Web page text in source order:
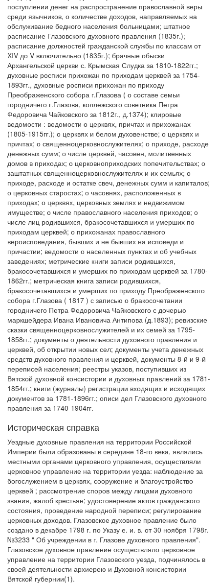
поступлении денег на распространение православной веры
среди язычников, о количестве доходов, направляемых на
обслуживание бедного населения больницами; штатное
расписание Глазовского духовного правления (1835г.);
расписание должностей гражданской службы по классам от
XIV до V включительно (1835г.); брачные обыски
Архангельской церкви с. Крымская Слудка за 1810-1822гг.;
духовные росписи прихожан по приходам церквей за 1754-
1893гг., духовные росписи прихожан по приходу
Преображенского собора г.Глазова ( о составе семьи
городничего г.Глазова, коллежского советника Петра
Федоровича Чайковского за 1812г., д.1374); клировые
ведомости : ведомости о церквях, причтах и прихожанах
(1805-1915гг.); о церквях и белом духовенстве; о церквях и
причтах; о священноцерковнослужителях; о приходе, расходе
денежных сумм; о числе церквей, часовен, молитвенных
домов в приходах; о церковноприходских попечительствах; о
заштатных священноцерковнослужителях и их семьях; о
приходе, расходе и остатке свеч, денежных сумм и капиталов;
о церковных старостах; о часовнях, расположенных в
приходах; о церквях, церковных землях и недвижимом
имуществе; о числе православного населения приходов; о
числе лиц родившихся, бракосочетавшихся и умерших по
приходам церквей; о прихожанах православного
вероисповедания, бывших и не бывших на исповеди и
причастии; ведомости о населенных пунктах и об учебных
заведениях; метрические книги записи родившихся,
бракосочетавшихся и умерших по приходам церквей за 1780-
1862гг.; метрическая книга записи родившихся,
бракосочетавшихся и умерших по приходу Преображенского
собора г.Глазова ( 1817 ) с записью о бракосочетании
городничего Петра Федоровича Чайковского с дочерью
маркшейдера Ивана Ивановича Антипова (д.1893); ревизские
сказки священноцерковнослужителей и их семей за 1795-
1858гг.; документы о деятельности духовного правления и
церквей, об открытии новых сел; документы учета денежных
средств духовного правления и церквей, документы 8-й и 9-й
переписей населения; реестры указов, поступивших из
Вятской духовной консистории и духовных правлений за 1781-
1854гг.; книги (журналы) регистрации входящих и исходящих
документов за 1781-1896гг.; описи дел Глазовского духовного
правления за 1740-1904гг.
Историческая справка
Уездные духовные правления на территории Российской
Империи были образованы в середине 18-го века, являлись
местными органами церковного управления, осуществляли
церковное управление на территории уезда: наблюдение за
богослужением в церквях, сооружение и благоустройство
церквей ; рассмотрение споров между лицами духовного
звания, жалоб крестьян; удостоверение актов гражданского
состояния, проведение народной переписи; регулирование
церковных доходов. Глазовское духовное правление было
создано в декабре 1798 г. по Указу е. и. в. от 30 ноября 1798г.
№3233 " Об учреждении в г. Глазове духовного правления".
Глазовское духовное правление осуществляло церковное
управление на территории Глазовского уезда, подчинялось в
своей деятельности архиерею и Духовной консистории
Вятской губернии(1).